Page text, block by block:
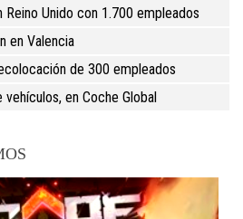
Reino Unido con 1.700 empleados
en Valencia
de 300 empleados
en Coche Global